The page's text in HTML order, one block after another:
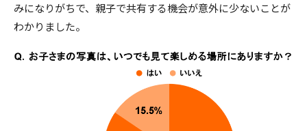
みになりがちで、親子で共有する機会が意外に少ないことが
わかりました。